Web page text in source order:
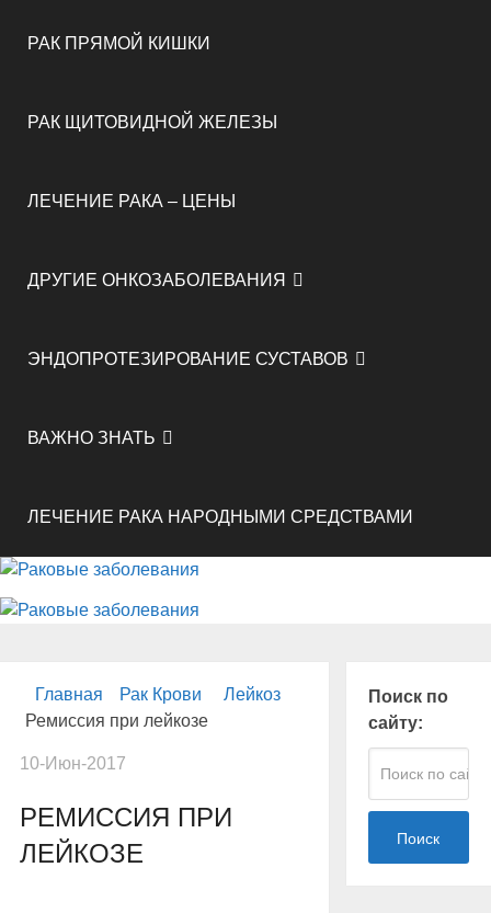
РАК ПРЯМОЙ КИШКИ
РАК ЩИТОВИДНОЙ ЖЕЛЕЗЫ
ЛЕЧЕНИЕ РАКА – ЦЕНЫ
ДРУГИЕ ОНКОЗАБОЛЕВАНИЯ
ЭНДОПРОТЕЗИРОВАНИЕ СУСТАВОВ
ВАЖНО ЗНАТЬ
ЛЕЧЕНИЕ РАКА НАРОДНЫМИ СРЕДСТВАМИ
Главная Рак Крови
Лейкоз
Ремиссия при лейкозе
10-Июн-2017
РЕМИССИЯ ПРИ
ЛЕЙКОЗЕ
Поиск по
сайту:
Поиск